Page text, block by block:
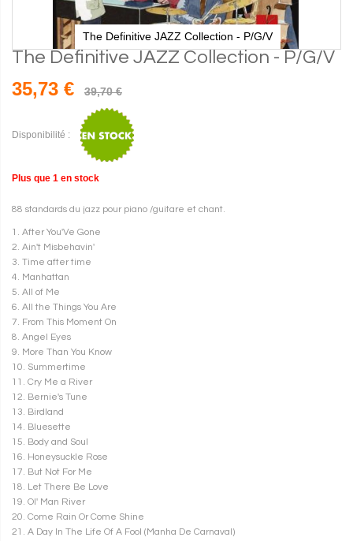
The Definitive JAZZ Collection - P/G/V
The Definitive JAZZ Collection - P/G/V
35,73 € 39,70 €
Disponibilité :
Plus que 1 en stock
88 standards du jazz pour piano /guitare et chant.
1. After You'Ve Gone
2. Ain't Misbehavin'
3. Time after time
4. Manhattan
5. All of Me
6. All the Things You Are
7. From This Moment On
8. Angel Eyes
9. More Than You Know
10. Summertime
11. Cry Me a River
12. Bernie's Tune
13. Birdland
14. Bluesette
15. Body and Soul
16. Honeysuckle Rose
17. But Not For Me
18. Let There Be Love
19. Ol' Man River
20. Come Rain Or Come Shine
21. A Day In The Life Of A Fool (Manha De Carnaval)